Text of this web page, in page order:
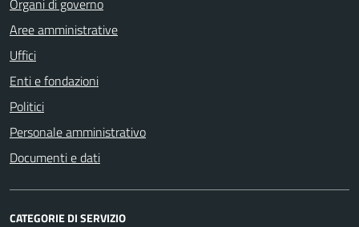
Organi di governo
Aree amministrative
Uffici
Enti e fondazioni
Politici
Personale amministrativo
Documenti e dati
CATEGORIE DI SERVIZIO